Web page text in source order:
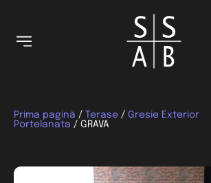
Prima pagină / Terase / Gresie Exterior
Portelanata / GRAVA